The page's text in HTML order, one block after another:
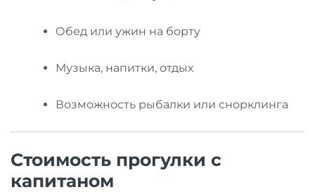
Обед или ужин на борту
Музыка, напитки, отдых
Возможность рыбалки или снорклинга
Стоимость прогулки с
капитаном